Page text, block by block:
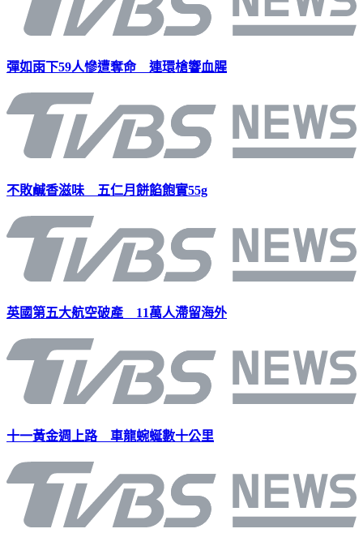
彈如雨下59人慘遭奪命 連環槍響血腥
不敗鹹香滋味 五仁月餅餡飽實55g
英國第五大航空破產 11萬人滯留海外
十一黃金週上路 車龍蜿蜒數十公里